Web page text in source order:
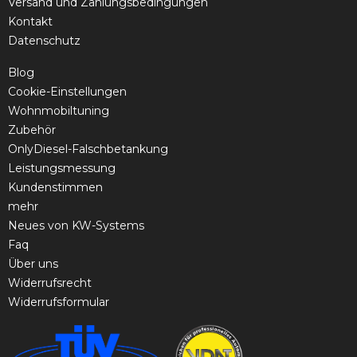
Kontakt
Datenschutz
Blog
Cookie-Einstellungen
Wohnmobiltuning
Zubehör
OnlyDiesel-Falschbetankung
Leistungsmessung
Kundenstimmen
mehr
Neues von KW-Systems
Faq
Über uns
Widerrufsrecht
Widerrufsformular